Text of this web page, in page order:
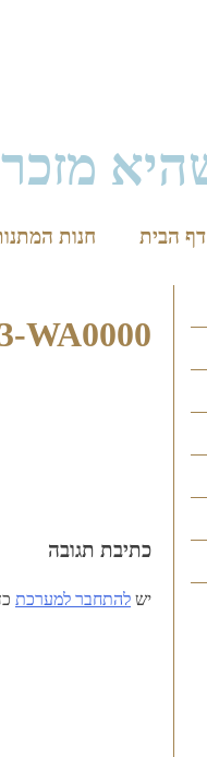
דף הבית חנות
WA0000
כתיבת תגובה
יש להתחבר למערכת